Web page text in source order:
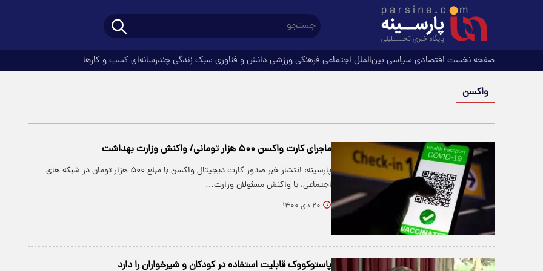
صفحه نخست اقتصادی سیاسی بین‌الملل اجتماعی فرهنگیورزشی دانش و فناوری سبک زندگیچندرسانه‌ای کسب و کارها
واکسن
ماجرای کارت واکسن ۵۰۰ هزار تومانی/ واکنش وزارت بهداشت
پارسینه: انتشار خبر صدور کارت دیجیتال واکسن با مبلغ ۵۰۰ هزار تومان در شبکه های
اجتماعی، با واکنش مسئولان وزارت…
۲۰ دی ۱۴۰۰
پاستوکووک قابلیت استفاده در کودکان و شیرخواران را دارد